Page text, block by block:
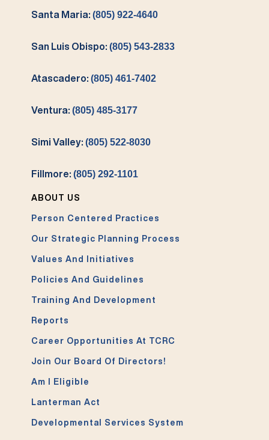
Santa Maria:(805) 922-4640
San Luis Obispo:(805) 543-2833
Atascadero:(805) 461-7402
Ventura:(805) 485-3177
Simi Valley:(805) 522-8030
Fillmore:(805) 292-1101
ABOUT US
Person Centered Practices
Our Strategic Planning Process
Values And Initiatives
Policies And Guidelines
Training And Development
Reports
Career Opportunities At TCRC
Join Our Board Of Directors!
Am I Eligible
Lanterman Act
Developmental Services System